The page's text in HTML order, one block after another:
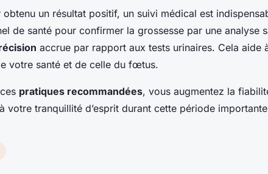
un résultat positif, un suivi médical est
de santé pour confirmer la grossesse par une analyse
accrue par rapport aux tests urinaires. Cela aide
votre santé et de celle du fœtus.
pratiques recommandées, vous augmentez la
votre tranquillité d’esprit durant cette période